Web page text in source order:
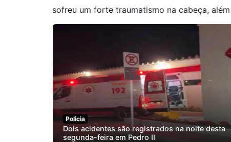
sofreu um forte traumatismo na cabeça,
Policia
Dois acidentes são registrados na noite desta
segunda-feira em Pedro II